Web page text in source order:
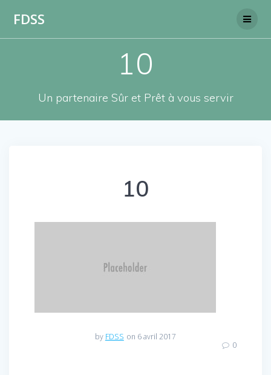
FDSS
10
Un partenaire Sûr et Prêt à vous servir
10
by FDSS on 6 avril 2017
0